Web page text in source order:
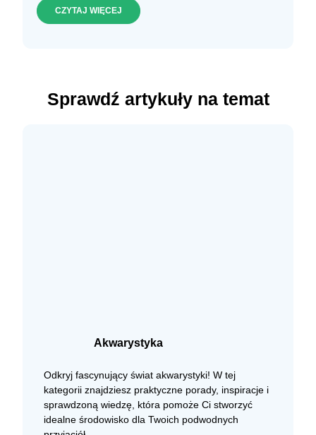
CZYTAJ WIĘCEJ
Sprawdź artykuły na temat
Akwarystyka
Odkryj fascynujący świat akwarystyki! W tej
kategorii znajdziesz praktyczne porady, inspiracje i
sprawdzoną wiedzę, która pomoże Ci stworzyć
idealne środowisko dla Twoich podwodnych